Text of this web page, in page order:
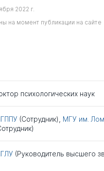
2022 г.
на момент публикации на сайте
психологических наук
(Сотрудник), МГУ им.
(Руководитель высшего